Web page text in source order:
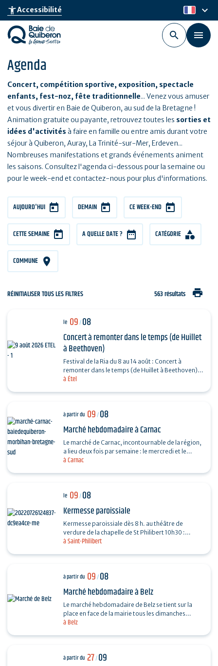
Aller
au
contenu
principal
accessibility_newAccessibilité fr
keyboard_arrow_down
Agenda
Concert, compétition sportive, exposition, spectacle
enfants, fest-noz, fête traditionnelle... Venez vous amuser
et vous divertir en Baie de Quiberon, au sud de la Bretagne !
Animation gratuite ou payante, retrouvez toutes les sorties et
idées d'activités à faire en famille ou entre amis durant votre
séjour à Quiberon, Auray, La Trinité-sur-Mer, Erdeven...
Nombreuses manifestations et grands événements animent
les saisons. Consultez l'agenda ci-dessous pour la semaine ou
pour le week-end et contactez-nous pour plus d'informations.
AUJOURD'HUI DEMAIN CE WEEK-END
CETTE SEMAINE A QUELLE DATE ? CATÉGORIE
COMMUNE
RÉINITIALISER TOUS LES FILTRES 563 résultats print
à Étel
le 09/08
Concert à remonter dans le temps (de Huillet
à Beethoven)
Festival de la Ria du 8 au 14 août : Concert à
remonter dans le temps (de Huillet à Beethoven)
Réservation : www.amicorde.org
à Carnac
à partir du 09/08
Marché hebdomadaire à Carnac
Le marché de Carnac, incontournable de la région,
a lieu deux fois par semaine : le mercredi et le
dimanche, de 7h30 à13h, au parking de Saint-
à Saint-Philibert
le 09/08
Kermesse paroissiale
Kermesse paroissiale dès 8 h. au théâtre de
verdure de la chapelle de St Philibert 10h30 :
messe en plein air
à Belz
à partir du 09/08
Marché hebdomadaire à Belz
Le marché hebdomadaire de Belz se tient sur la
place en face de la mairie tous les dimanches
matins, de 9h à 13h. Fromage, poulet, huitres,
à partir du 27/09